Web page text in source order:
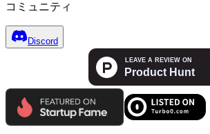
コミュニティ
Discord